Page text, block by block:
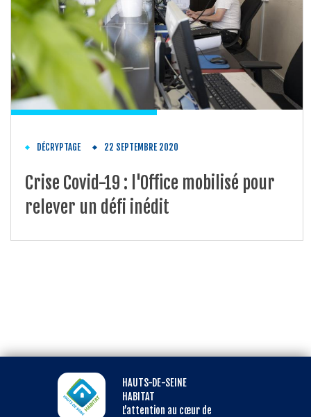
DÉCRYPTAGE 22 SEPTEMBRE 2020
Crise Covid-19 : l'Office mobilisé pour
relever un défi inédit
HAUTS-DE-SEINE
HABITAT
L’attention au cœur de